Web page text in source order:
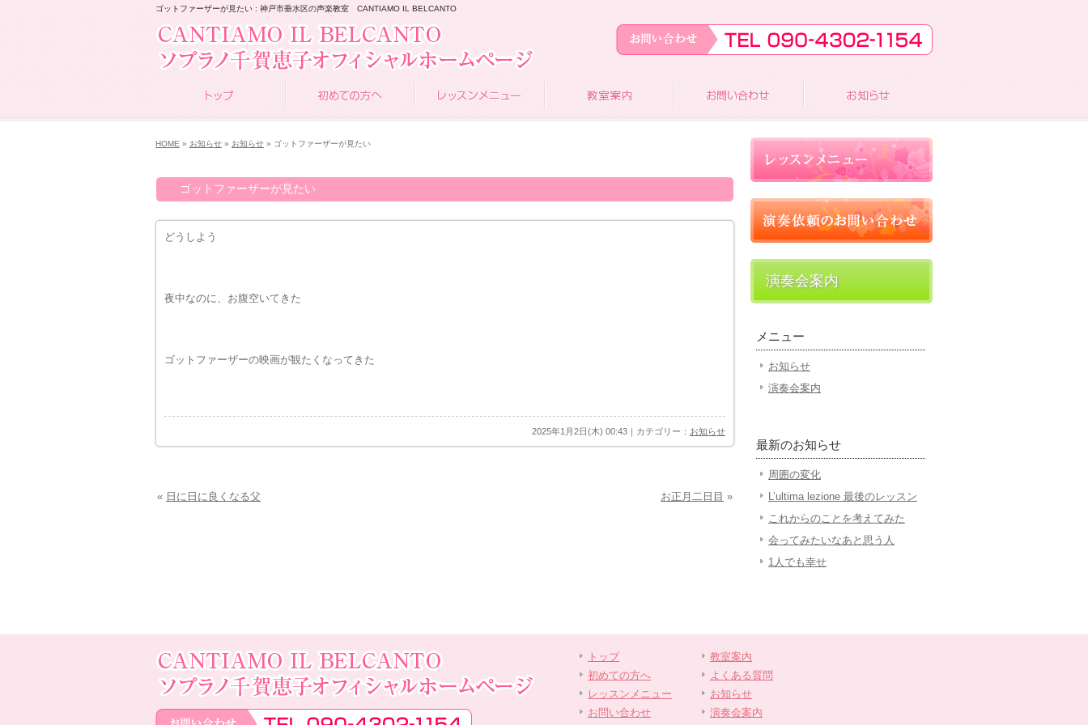
ゴットファーザーが見たい : 神戸市垂水区の声楽教室 CANTIAMO IL BELCANTO
HOME » お知らせ » お知らせ » ゴットファーザーが見たい
ゴットファーザーが見たい
どうしよう
夜中なのに、お腹空いてきた
ゴットファーザーの映画が観たくなってきた
2025年1月2日(木) 00:43｜カテゴリー： お知らせ
« 日に日に良くなる父 お正月二日目 »
演奏会案内
メニュー
お知らせ
演奏会案内
最新のお知らせ
周囲の変化
L’ultima lezione 最後のレッスン
これからのことを考えてみた
会ってみたいなあと思う人
1人でも幸せ
トップ
初めての方へ
レッスンメニュー
お問い合わせ
教室案内
よくある質問
お知らせ
演奏会案内